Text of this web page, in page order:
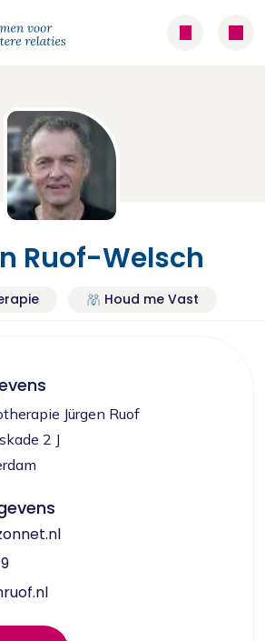
Ruof-Welsch
Houd me Vast
Jürgen Ruof
2 J